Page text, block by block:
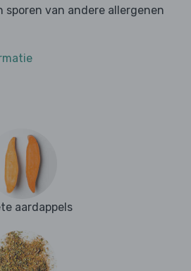
sporen van andere allergenen
aardappels